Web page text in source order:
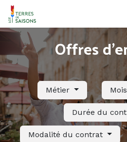
Se rendre au contenu
Offres
Métier
Durée du
Modalité du contrat